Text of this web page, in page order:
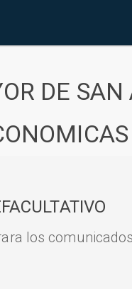
DE SAN
los